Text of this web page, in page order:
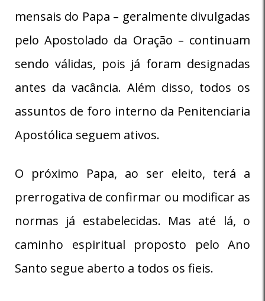
mensais do Papa – geralmente divulgadas
pelo Apostolado da Oração – continuam
sendo válidas, pois já foram designadas
antes da vacância. Além disso, todos os
assuntos de foro interno da Penitenciaria
Apostólica seguem ativos.
O próximo Papa, ao ser eleito, terá a
prerrogativa de confirmar ou modificar as
normas já estabelecidas. Mas até lá, o
caminho espiritual proposto pelo Ano
Santo segue aberto a todos os fieis.